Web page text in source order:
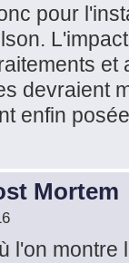
pour
devraient
enfin
Mortem
l'on montre